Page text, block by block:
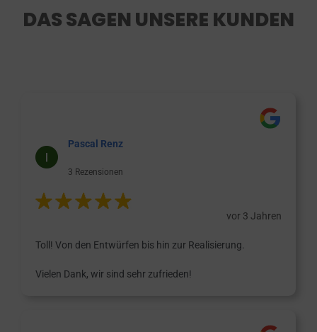
DAS SAGEN UNSERE KUNDEN
Pascal Renz
3 Rezensionen
vor 3 Jahren
Toll! Von den Entwürfen bis hin zur Realisierung.
Vielen Dank, wir sind sehr zufrieden!